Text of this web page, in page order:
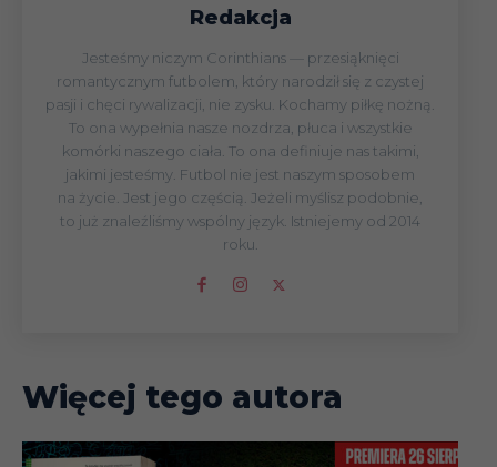
Redakcja
Jesteśmy niczym Corinthians — przesiąknięci
romantycznym futbolem, który narodził się z czystej
pasji i chęci rywalizacji, nie zysku. Kochamy piłkę nożną.
To ona wypełnia nasze nozdrza, płuca i wszystkie
komórki naszego ciała. To ona definiuje nas takimi,
jakimi jesteśmy. Futbol nie jest naszym sposobem
na życie. Jest jego częścią. Jeżeli myślisz podobnie,
to już znaleźliśmy wspólny język. Istniejemy od 2014
roku.
Więcej tego autora